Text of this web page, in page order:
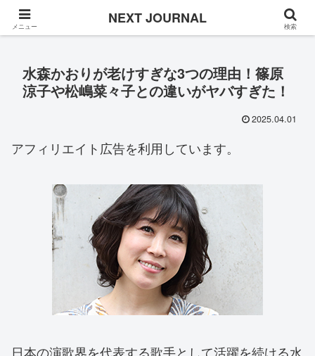
Once in a while
水森かおりが老けすぎな3つの理由！篠原
涼子や松嶋菜々子との違いがヤバすぎた！
2025.04.01
アフィリエイト広告を利用しています。
日本の演歌界を代表する歌手として活躍を続ける水
メニュー NEXT JOURNAL 検索